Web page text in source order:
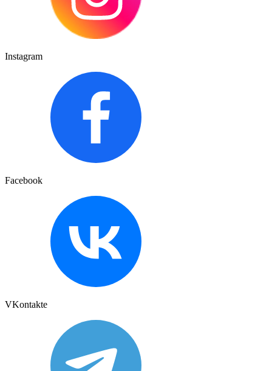
Instagram
Facebook
VKontakte